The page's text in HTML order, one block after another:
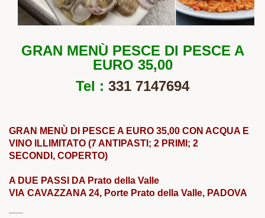
GRAN MENÙ PESCE DI PESCE A
EURO 35,00
Tel : 331 7147694
GRAN MENÙ DI PESCE A EURO 35,00 CON ACQUA E
VINO ILLIMITATO (7 ANTIPASTI; 2 PRIMI; 2
SECONDI, COPERTO)
A DUE PASSI DA Prato della Valle
VIA CAVAZZANA 24, Porte Prato della Valle, PADOVA
------